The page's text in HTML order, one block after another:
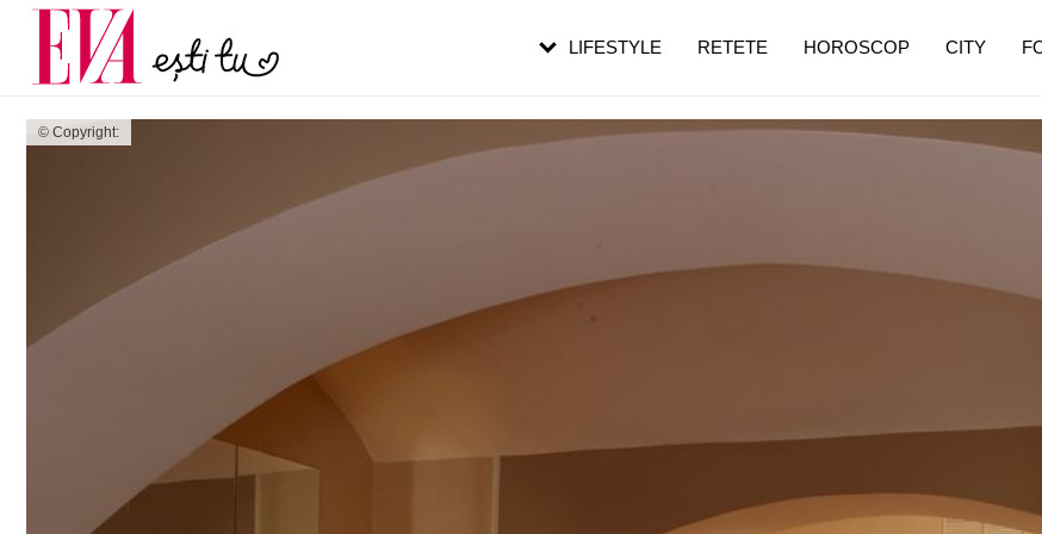
© Copyright:
LIFESTYLE RETETE HOROSCOP CITY
Carieră
Actualitate
pe măsură ce înaintezi în vârstă